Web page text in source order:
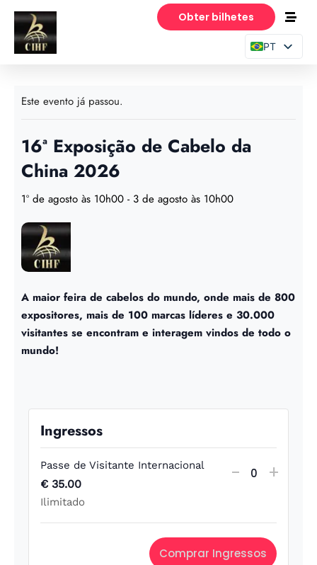
Obter bilhetes
PT
Este evento já passou.
16ª Exposição de Cabelo da
China 2026
1º de agosto às 10h00 - 3 de agosto às 10h00
A maior feira de cabelos do mundo, onde mais de 800
expositores, mais de 100 marcas líderes e 30.000
visitantes se encontram e interagem vindos de todo o
mundo!
Ingressos
Passe de Visitante Internacional
€ 35.00
Ilimitado
-
a
+
Comprar Ingressos